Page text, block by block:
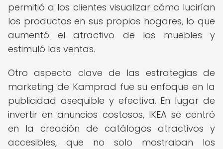
permitió a los clientes visualizar cómo lucirían
los productos en sus propios hogares, lo que
aumentó el atractivo de los muebles y
estimuló las ventas.
Otro aspecto clave de las estrategias de
marketing de Kamprad fue su enfoque en la
publicidad asequible y efectiva. En lugar de
invertir en anuncios costosos, IKEA se centró
en la creación de catálogos atractivos y
accesibles, que no solo mostraban los